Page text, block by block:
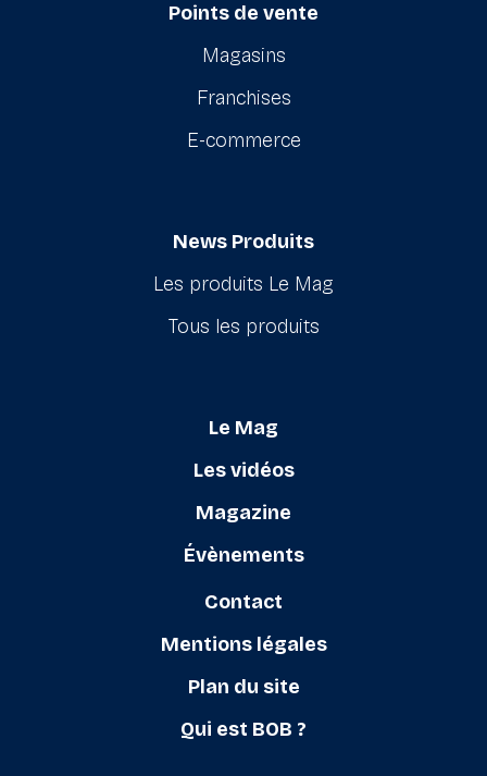
Points de vente
Magasins
Franchises
E-commerce
News Produits
Les produits Le Mag
Tous les produits
Le Mag
Les vidéos
Magazine
Évènements
Contact
Mentions légales
Plan du site
Qui est BOB ?